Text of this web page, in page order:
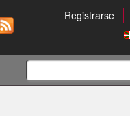
Registrarse